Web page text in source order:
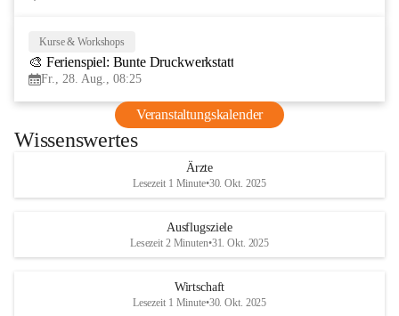
Kurse & Workshops
🎨 Ferienspiel: Bunte Druckwerkstatt
Fr., 28. Aug., 08:25
Veranstaltungskalender
Wissenswertes
Ärzte
Lesezeit 1 Minute•30. Okt. 2025
Ausflugsziele
Lesezeit 2 Minuten•31. Okt. 2025
Wirtschaft
Lesezeit 1 Minute•30. Okt. 2025